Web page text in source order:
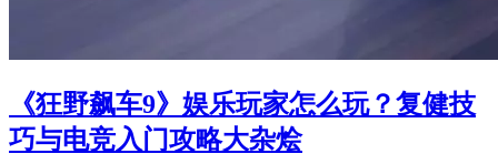
《狂野飙车9》娱乐玩家怎么玩？复健技
巧与电竞入门攻略大杂烩